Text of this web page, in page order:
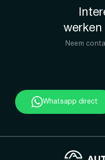
werken
Neem
Whatsapp direct